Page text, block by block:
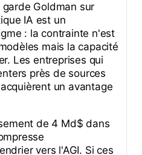
garde Goldman sur
IA est un
: la contrainte n'est
mais la capacité
Les entreprises qui
près de sources
un avantage
de 4 Md$ dans
vers l'AGI. Si ces